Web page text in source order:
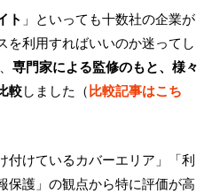
ト 」といっても十数社の企業が
を利用すればいいのか迷ってし
専門家による監修のもと、様々
較しました（比較記事はこち
付けているカバーエリア」「利
保護」の観点から特に評価が高